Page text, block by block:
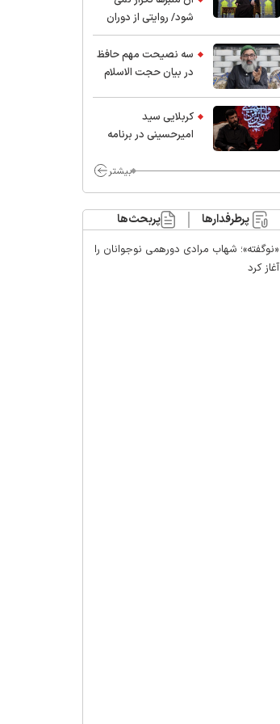
شود/ روایتی از دوران
کودکی و نوجوانی این
واعظ بزرگ و نویسنده و
پژوهشگر جهان اسلام
سه نصیحت مهم حافظ
در بیان حجت الاسلام
کربلایی سید
امیر‌حسینی در برنامه
محسن چاوشی چه
مراقب ماست/ مردم
دهن تفرقه افکنان بزنند
بیشتر
پرطرفدارها پربحث‌ها
«نوگفته»؛ شهاب مرادی دورهمی نوجوانان را
آغاز کرد